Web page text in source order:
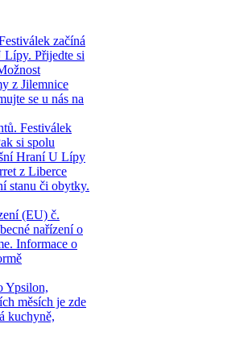
začíná
Lípy. Přijedte si
z Jilemnice
se u nás na
Festiválek
si spolu
Hraní U Lípy
z Liberce
stanu či obytky.
(EU) č.
nařízení o
Informace o
Ypsilon,
měsích je zde
kuchyně,